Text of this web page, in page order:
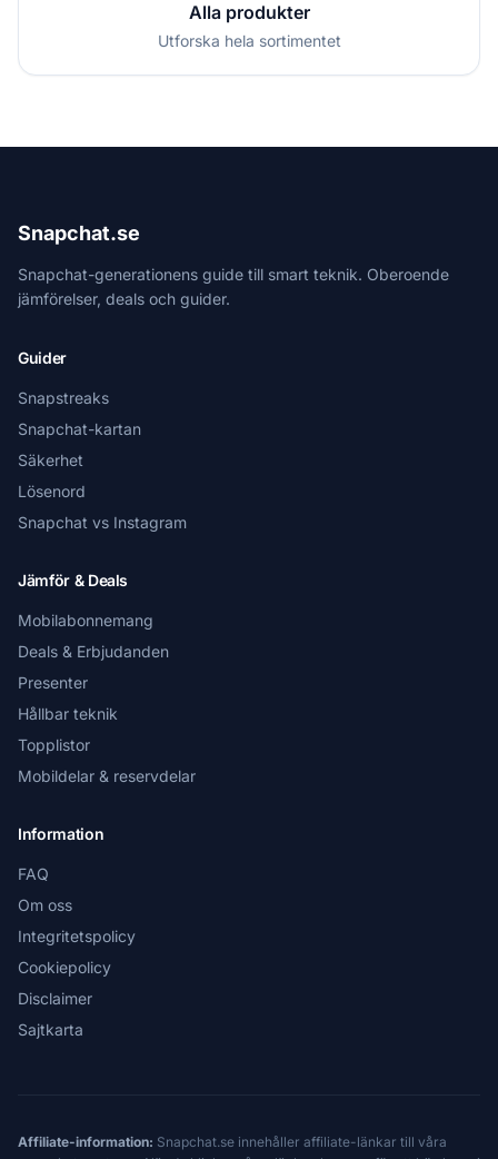
Alla produkter
Utforska hela sortimentet
Snapchat.se
Snapchat-generationens guide till smart teknik. Oberoende
jämförelser, deals och guider.
Guider
Snapstreaks
Snapchat-kartan
Säkerhet
Lösenord
Snapchat vs Instagram
Jämför & Deals
Mobilabonnemang
Deals & Erbjudanden
Presenter
Hållbar teknik
Topplistor
Mobildelar & reservdelar
Information
FAQ
Om oss
Integritetspolicy
Cookiepolicy
Disclaimer
Sajtkarta
Affiliate-information: Snapchat.se innehåller affiliate-länkar till våra